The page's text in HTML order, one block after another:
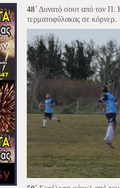
48΄ Δυνατό σουτ από τον Π.
τερματοφύλακας σε κόρνερ.